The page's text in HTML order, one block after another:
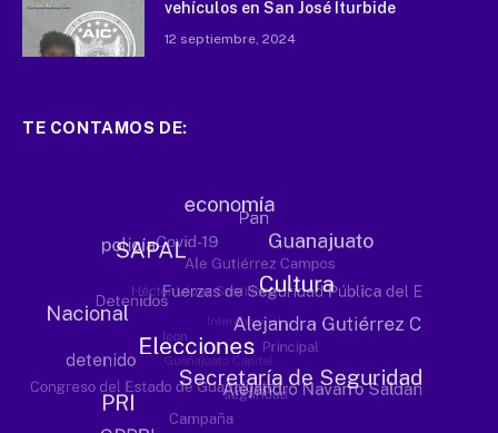
vehículos en San José Iturbide
12 septiembre, 2024
TE CONTAMOS DE: